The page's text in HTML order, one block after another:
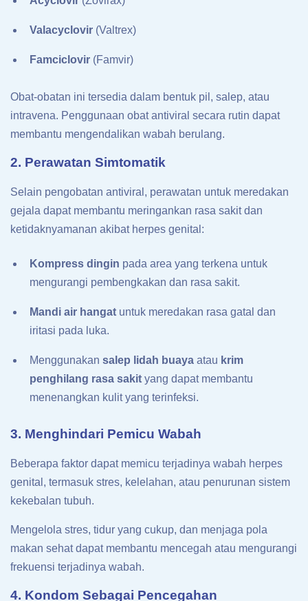
Valacyclovir (Valtrex)
Famciclovir (Famvir)
Obat-obatan ini tersedia dalam bentuk pil, salep, atau
intravena. Penggunaan obat antiviral secara rutin dapat
membantu mengendalikan wabah berulang.
2. Perawatan Simtomatik
Selain pengobatan antiviral, perawatan untuk meredakan
gejala dapat membantu meringankan rasa sakit dan
ketidaknyamanan akibat herpes genital:
Kompress dingin pada area yang terkena untuk
mengurangi pembengkakan dan rasa sakit.
Mandi air hangat untuk meredakan rasa gatal dan
iritasi pada luka.
Menggunakan salep lidah buaya atau krim
penghilang rasa sakit yang dapat membantu
menenangkan kulit yang terinfeksi.
3. Menghindari Pemicu Wabah
Beberapa faktor dapat memicu terjadinya wabah herpes
genital, termasuk stres, kelelahan, atau penurunan sistem
kekebalan tubuh.
Mengelola stres, tidur yang cukup, dan menjaga pola
makan sehat dapat membantu mencegah atau mengurangi
frekuensi terjadinya wabah.
4. Kondom Sebagai Pencegahan